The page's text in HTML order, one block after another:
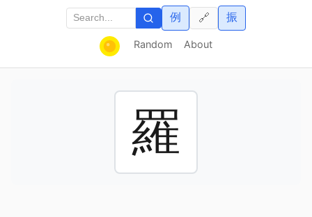
Random About
例 振
🔗
羅